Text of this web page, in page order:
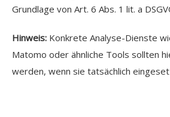
Grundlage von Art. 6 Abs. 1 lit. a
Hinweis: Konkrete Analyse-Dienste
Matomo oder ähnliche Tools sollten
werden, wenn sie tatsächlich